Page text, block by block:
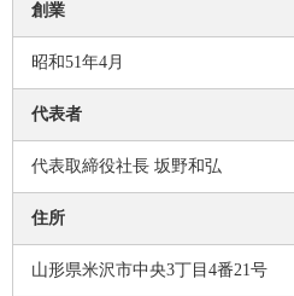
創業
昭和51年4月
代表者
代表取締役社長 坂野和弘
住所
山形県米沢市中央3丁目4番21号